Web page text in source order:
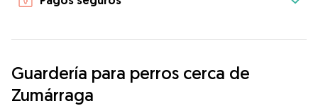
Guardería para perros cerca de
Zumárraga